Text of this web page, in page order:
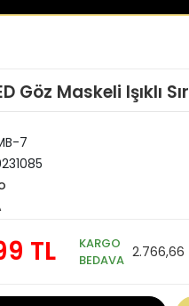
Göz Maskeli Işıklı
7
TL
KARGO
BEDAVA